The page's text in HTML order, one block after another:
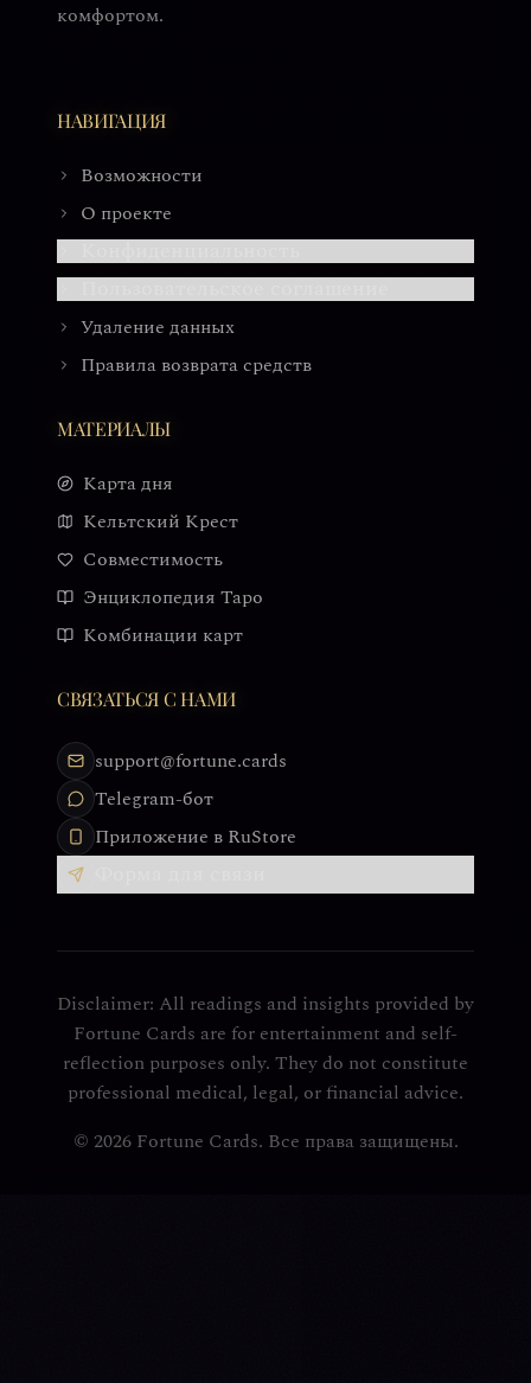
комфортом.
НАВИГАЦИЯ
Возможности
О проекте
Удаление данных
Правила возврата средств
МАТЕРИАЛЫ
Карта дня
Кельтский Крест
Совместимость
Энциклопедия Таро
Комбинации карт
СВЯЗАТЬСЯ С НАМИ
support@fortune.cards
Telegram-бот
Приложение в RuStore
Disclaimer: All readings and insights provided by
Fortune Cards are for entertainment and self-
reflection purposes only. They do not constitute
professional medical, legal, or financial advice.
© 2026 Fortune Cards. Все права защищены.